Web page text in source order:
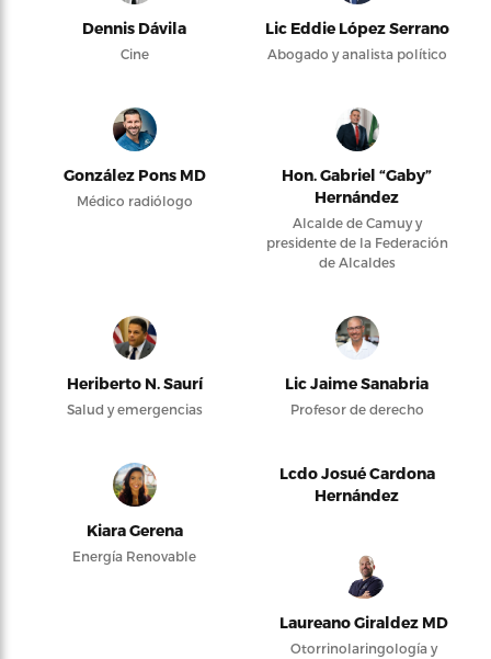
Dennis Dávila
Cine
Lic Eddie López Serrano
Abogado y analista político
González Pons MD
Médico radiólogo
Hon. Gabriel “Gaby”
Hernández
Alcalde de Camuy y
presidente de la Federación
de Alcaldes
Heriberto N. Saurí
Salud y emergencias
Lic Jaime Sanabria
Profesor de derecho
Kiara Gerena
Energía Renovable
Lcdo Josué Cardona
Hernández
Laureano Giraldez MD
Otorrinolaringología y